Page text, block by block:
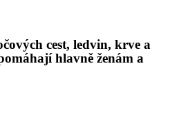
ových cest, ledvin, krve a
hlavně ženám a